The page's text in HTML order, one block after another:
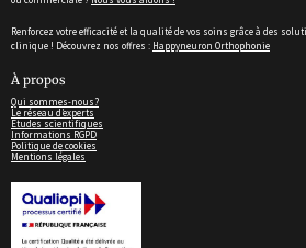
Renforcez votre efficacité et la qualité de vos soins grâce à des
clinique ! Découvrez nos offres : Happyneuron Orthophonie
À propos
Qui sommes-nous?
Le réseau d’experts
Etudes scientifiques
Informations RGPD
Politique de cookies
Mentions légales